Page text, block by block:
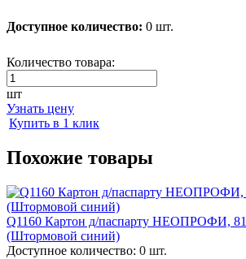
Доступное количество: 0 шт.
Количество товара:
шт
Узнать цену
Купить в 1 клик
Похожие товары
Q1160 Картон д/паспарту НЕОПРОФИ,
(Штормовой синий)
Доступное количество: 0 шт.